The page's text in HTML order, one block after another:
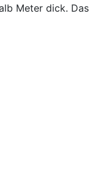
Meter dick. Das